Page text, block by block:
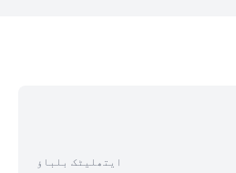
ایتھلیٹک بلباؤ